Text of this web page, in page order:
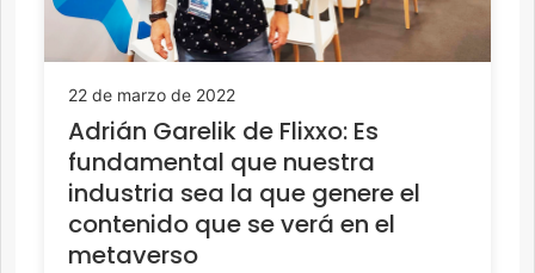
22 de marzo de 2022
Adrián Garelik de Flixxo: Es
fundamental que nuestra
industria sea la que genere el
contenido que se verá en el
metaverso